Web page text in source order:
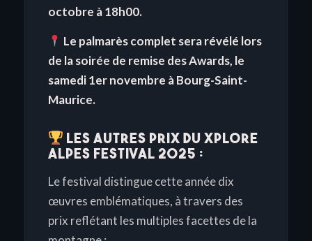
octobre à 18h00.
Le palmarès complet sera révélé lors
de la soirée de remise des Awards, le
samedi 1er novembre à Bourg-Saint-
Maurice.
Les autres prix du Xplore
Alpes Festival 2025 :
Le festival distingue cette année dix
œuvres emblématiques, à travers des
prix reflétant les multiples facettes de la